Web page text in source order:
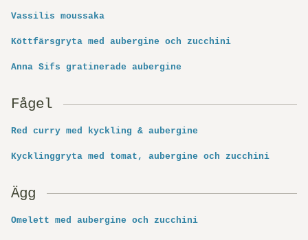
Vassilis moussaka
Köttfärsgryta med aubergine och zucchini
Anna Sifs gratinerade aubergine
Fågel
Red curry med kyckling & aubergine
Kycklinggryta med tomat, aubergine och zucchini
Ägg
Omelett med aubergine och zucchini